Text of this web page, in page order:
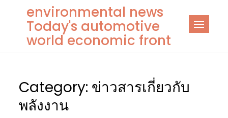
content
environmental news
Today's automotive
world economic front
Category: ข่าวสารเกี่ยวกับ
พลังงาน